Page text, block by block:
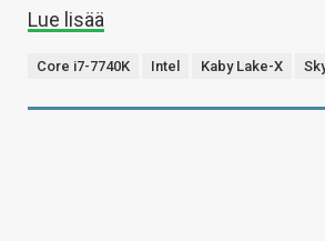
Lue lisää
Core i7-7740K Intel Kaby Lake-X